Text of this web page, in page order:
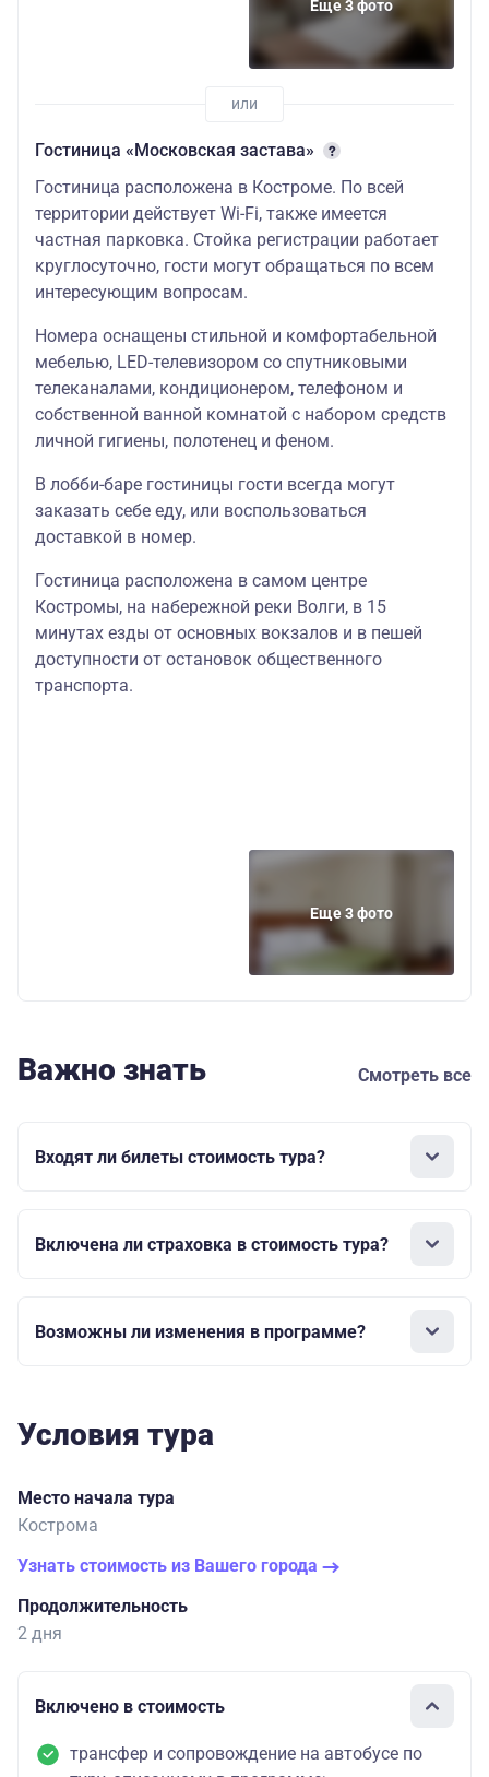
Еще 3 фото
Гостиница «Московская застава»
Гостиница расположена в Костроме. По всей
территории действует Wi-Fi, также имеется
частная парковка. Стойка регистрации работает
круглосуточно, гости могут обращаться по всем
интересующим вопросам.
Номера оснащены стильной и комфортабельной
мебелью, LED-телевизором со спутниковыми
телеканалами, кондиционером, телефоном и
собственной ванной комнатой с набором средств
личной гигиены, полотенец и феном.
В лобби-баре гостиницы гости всегда могут
заказать себе еду, или воспользоваться
доставкой в номер.
Гостиница расположена в самом центре
Костромы, на набережной реки Волги, в 15
минутах езды от основных вокзалов и в пешей
доступности от остановок общественного
транспорта.
Еще 3 фото
Важно знать Смотреть все
Входят ли билеты стоимость тура?
Включена ли страховка в стоимость тура?
Возможны ли изменения в программе?
Условия тура
Место начала тура
Кострома
Узнать стоимость из Вашего города
Продолжительность
2 дня
Включено в стоимость
трансфер и сопровождение на автобусе по